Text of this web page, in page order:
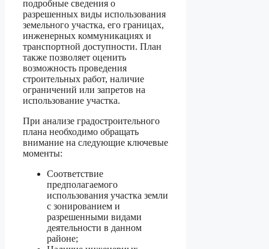
подробные сведения о
разрешенных виды использования
земельного участка, его границах,
инженерных коммуникациях и
транспортной доступности. План
также позволяет оценить
возможность проведения
строительных работ, наличие
ограничений или запретов на
использование участка.
При анализе градостроительного
плана необходимо обращать
внимание на следующие ключевые
моменты:
Соответствие
предполагаемого
использования участка земли
с зонированием и
разрешенными видами
деятельности в данном
районе;